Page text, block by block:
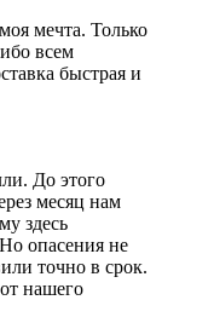
мечта. Только
всем
быстрая и
До этого
месяц нам
здесь
опасения не
точно в срок.
нашего